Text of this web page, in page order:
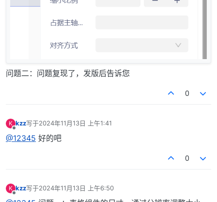
问题二：问题复现了，发版后告诉您
0
K kzz写于2024年11月13日 上午1:41
最后由 编辑
@12345 好的吧
0
K kzz写于2024年11月13日 上午6:50
最后由 编辑